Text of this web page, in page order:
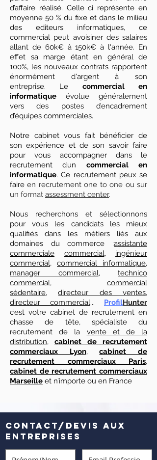
d’affaire réalisé. Celle ci représente en
moyenne 50 % du fixe et dans le milieu
des editeurs informatiques, ce
commercial peut avoisiner des salaires
allant de 60k€ à 150k€ à l'année. En
effet sa marge étant en général de
100%, les nouveaux contrats rapportent
énormément d'argent à son
entreprise. Le commercial
en
informatique évolue généralement
vers des postes d’encadrement
d’équipes commerciales.
Notre cabinet vous fait bénéficier de
son expérience et de son savoir faire
pour vous accompagner dans le
recrutement d’un commercial en
informatique. Ce recrutement peux se
faireen recrutement one to one ou sur
un format assessment center.
Nous recherchons et sélectionnons
pour vous les candidats les mieux
qualifiés dans les métiers liés aux
domaines du commerce :assistante
commerciale
commercial, ingénieur
commercial, commercial informatique,
manager commercial, technico
commercial, commercial
sédentaire,directeur des ventes,
directeur commercial... ProfilHunter
c’est votre cabinet de recrutement en
chasse de tête, spécialiste du
recrutement de la vente et de la
distribution, cabinet de recrutement
commerciaux Lyon,cabinet de
recrutement commerciaux Paris,
cabinet de recrutement commerciaux
Marseille et n’importe ou en France
Contact/DEVIS AUX
ENTREPRISES